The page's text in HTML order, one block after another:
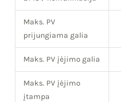
Maks. PV
prijungiama galia
Maks. PV įėjimo galia
Maks. PV įėjimo
įtampa